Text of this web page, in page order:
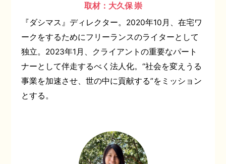
取材：大久保 崇
『ダシマス』ディレクター。2020年10月、在宅ワ
ークをするためにフリーランスのライターとして
独立。2023年1月、クライアントの重要なパート
ナーとして伴走するべく法人化。“社会を変えうる
事業を加速させ、世の中に貢献する”をミッション
とする。